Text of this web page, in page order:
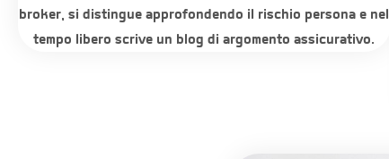
broker, si distingue approfondendo il rischio persona e nel
tempo libero scrive un blog di argomento assicurativo.